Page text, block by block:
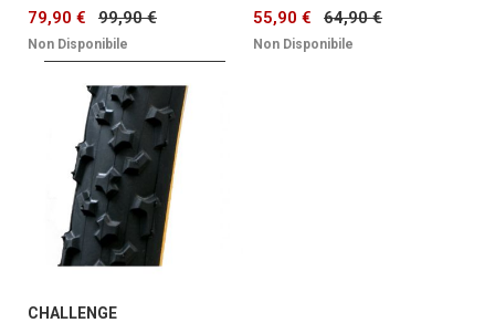
79,90 € 99,90 €
Non Disponibile
55,90 € 64,90 €
Non Disponibile
CHALLENGE